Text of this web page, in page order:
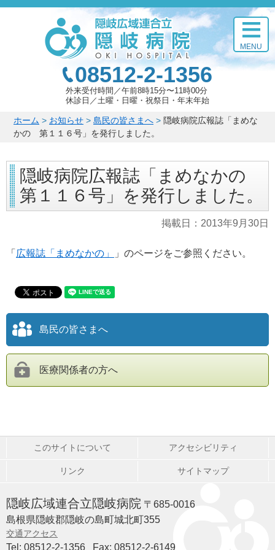
このページの本文へ
08512-2-1356
外来受付時間
午前8時15分〜11時00分
休診日
土曜・日曜・祝祭日・年末年始
MENU
こ
の
ー
ジ
の
位
置:
ホーム > お知らせ > 島民の皆さまへ > 隠岐病院広報誌「まめな
かの 第１１６号」を発行しました。
隠岐病院広報誌「まめなかの
第１１６号」を発行しました。
掲載日： 2013年9月30日
「 広報誌「まめなかの」 」のページをご参照ください。
島民の皆さまへ
医療関係者の方へ
このサイトについて アクセシビリティ
リンク サイトマップ
隠岐広域連合立隠岐病院 〒685-0016
島根県隠岐郡隠岐の島町城北町355
交通アクセス
Tel: 08512-2-1356 Fax: 08512-2-6149